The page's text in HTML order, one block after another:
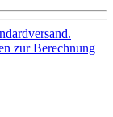
zur Berechnung